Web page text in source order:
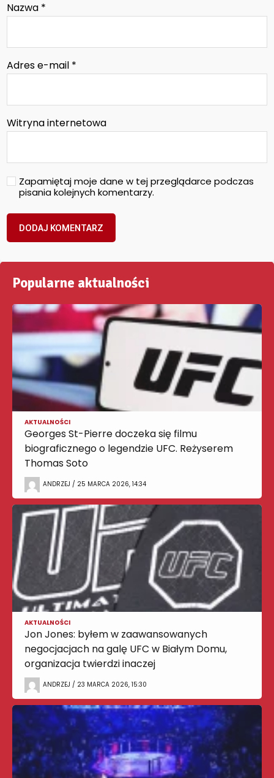
Nazwa *
Adres e-mail *
Witryna internetowa
Zapamiętaj moje dane w tej przeglądarce podczas
pisania kolejnych komentarzy.
Popularne aktualności
AKTUALNOŚCI
Georges St-Pierre doczeka się filmu
biograficznego o legendzie UFC. Reżyserem
Thomas Soto
ANDRZEJ / 25 MARCA 2026, 14:34
AKTUALNOŚCI
Jon Jones: byłem w zaawansowanych
negocjacjach na galę UFC w Białym Domu,
organizacja twierdzi inaczej
ANDRZEJ / 23 MARCA 2026, 15:30